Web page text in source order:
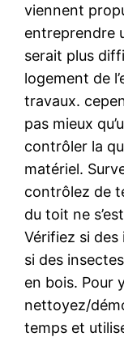
viennent
entreprendre
serait plus
logement de
travaux.
pas mieux
contrôler la
matériel.
contrôlez de
du toit ne
Vérifiez si
si des
en bois. Pour
nettoyez/
temps et